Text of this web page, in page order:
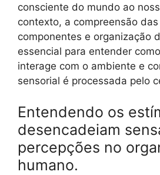
consciente do mundo ao
contexto, a compreensão
componentes e organização
essencial para entender
interage com o ambiente e
sensorial é processada pelo
Entendendo os
desencadeiam
percepções no
humano.